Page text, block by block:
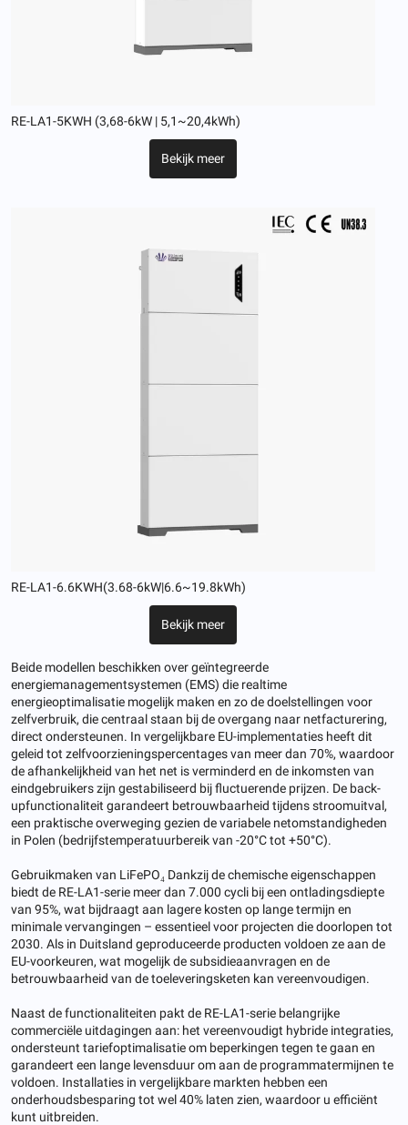
RE-LA1-5KWH (3,68-6kW | 5,1~20,4kWh)
Bekijk meer
RE-LA1-6.6KWH(3.68-6kW|6.6~19.8kWh)
Bekijk meer
Beide modellen beschikken over geïntegreerde
energiemanagementsystemen (EMS) die realtime
energieoptimalisatie mogelijk maken en zo de doelstellingen voor
zelfverbruik, die centraal staan ​​bij de overgang naar netfacturering,
direct ondersteunen. In vergelijkbare EU-implementaties heeft dit
geleid tot zelfvoorzieningspercentages van meer dan 70%, waardoor
de afhankelijkheid van het net is verminderd en de inkomsten van
eindgebruikers zijn gestabiliseerd bij fluctuerende prijzen. De back-
upfunctionaliteit garandeert betrouwbaarheid tijdens stroomuitval,
een praktische overweging gezien de variabele netomstandigheden
in Polen (bedrijfstemperatuurbereik van -20°C tot +50°C).
Gebruikmaken van LiFePO₄ Dankzij de chemische eigenschappen
biedt de RE-LA1-serie meer dan 7.000 cycli bij een ontladingsdiepte
van 95%, wat bijdraagt ​​aan lagere kosten op lange termijn en
minimale vervangingen – essentieel voor projecten die doorlopen tot
2030. Als in Duitsland geproduceerde producten voldoen ze aan de
EU-voorkeuren, wat mogelijk de subsidieaanvragen en de
betrouwbaarheid van de toeleveringsketen kan vereenvoudigen.
Naast de functionaliteiten pakt de RE-LA1-serie belangrijke
commerciële uitdagingen aan: het vereenvoudigt hybride integraties,
ondersteunt tariefoptimalisatie om beperkingen tegen te gaan en
garandeert een lange levensduur om aan de programmatermijnen te
voldoen. Installaties in vergelijkbare markten hebben een
onderhoudsbesparing tot wel 40% laten zien, waardoor u efficiënt
kunt uitbreiden.